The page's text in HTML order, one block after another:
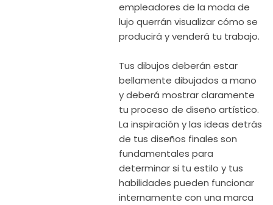
empleadores de la moda de
lujo querrán visualizar cómo se
producirá y venderá tu trabajo.
Tus dibujos deberán estar
bellamente dibujados a mano
y deberá mostrar claramente
tu proceso de diseño artístico.
La inspiración y las ideas detrás
de tus diseños finales son
fundamentales para
determinar si tu estilo y tus
habilidades pueden funcionar
internamente con una marca